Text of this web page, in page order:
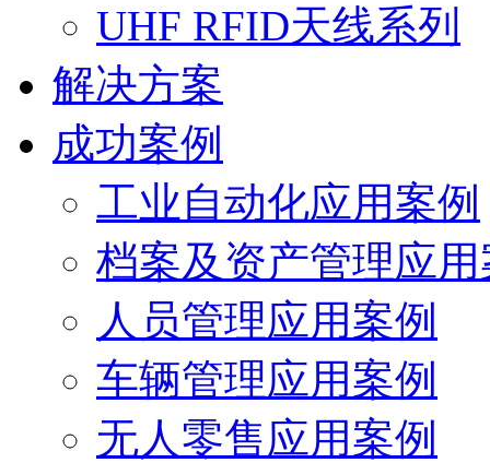
UHF RFID天线系列
解决方案
成功案例
工业自动化应用案例
档案及资产管理应
人员管理应用案例
车辆管理应用案例
无人零售应用案例